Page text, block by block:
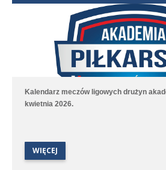
Kalendarz meczów ligowych drużyn
kwietnia 2026.
WIĘCEJ